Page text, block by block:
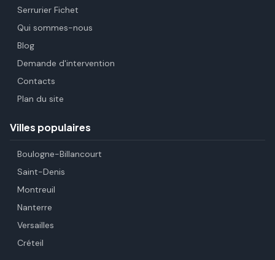
Serrurier Fichet
Qui sommes-nous
Blog
Demande d'intervention
Contacts
Plan du site
Villes populaires
Boulogne-Billancourt
Saint-Denis
Montreuil
Nanterre
Versailles
Créteil